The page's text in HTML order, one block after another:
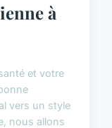
à
et votre
vers un style
nous allons